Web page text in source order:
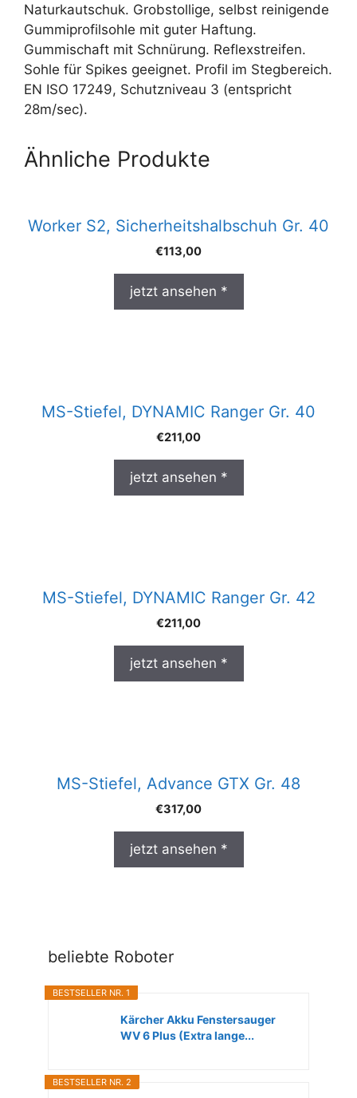
Naturkautschuk. Grobstollige, selbst reinigende
Gummiprofilsohle mit guter Haftung.
Gummischaft mit Schnürung. Reflexstreifen.
Sohle für Spikes geeignet. Profil im Stegbereich.
EN ISO 17249, Schutzniveau 3 (entspricht
28m/sec).
Ähnliche Produkte
Worker S2, Sicherheitshalbschuh Gr. 40
€113,00
jetzt ansehen *
MS-Stiefel, DYNAMIC Ranger Gr. 40
€211,00
jetzt ansehen *
MS-Stiefel, DYNAMIC Ranger Gr. 42
€211,00
jetzt ansehen *
MS-Stiefel, Advance GTX Gr. 48
€317,00
jetzt ansehen *
beliebte Roboter
BESTSELLER NR. 1
Kärcher Akku Fenstersauger
WV 6 Plus (Extra lange...
BESTSELLER NR. 2